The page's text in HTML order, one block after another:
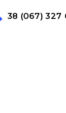
38 (067) 327